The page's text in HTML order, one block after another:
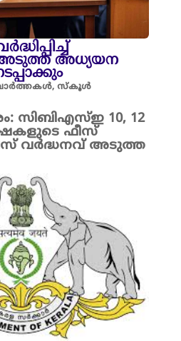
അധ്യയന
, സ്കൂൾ
സിബിഎസ്ഇ 10, 12
ഫീസ്
ഫീസ് വർദ്ധനവ് അടുത്ത